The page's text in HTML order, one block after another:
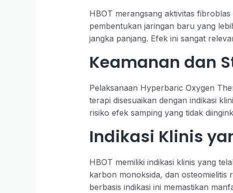
HBOT merangsang aktivitas
pembentukan jaringan baru yang
jangka panjang. Efek ini sangat
Keamanan dan
Pelaksanaan Hyperbaric Oxygen
terapi disesuaikan dengan indikasi
risiko efek samping yang tidak
Indikasi Klinis
HBOT memiliki indikasi klinis yang
karbon monoksida, dan osteomielitis
berbasis indikasi ini memastikan